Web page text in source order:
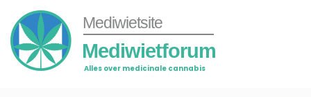
Mediwietsite
Mediwietforum
Alles over medicinale cannabis